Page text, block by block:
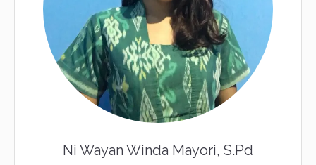
Ni Wayan Winda Mayori, S.Pd